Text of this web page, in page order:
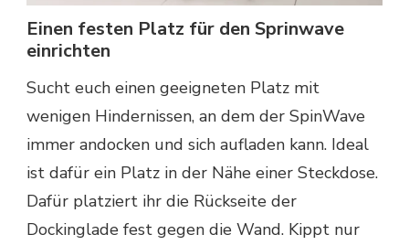
Einen festen Platz für den Sprinwave
einrichten
Sucht euch einen geeigneten Platz mit
wenigen Hindernissen, an dem der SpinWave
immer andocken und sich aufladen kann. Ideal
ist dafür ein Platz in der Nähe einer Steckdose.
Dafür platziert ihr die Rückseite der
Dockinglade fest gegen die Wand. Kippt nur